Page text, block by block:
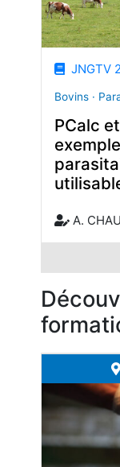
JNGTV
Bovins ·
PCalc
A.